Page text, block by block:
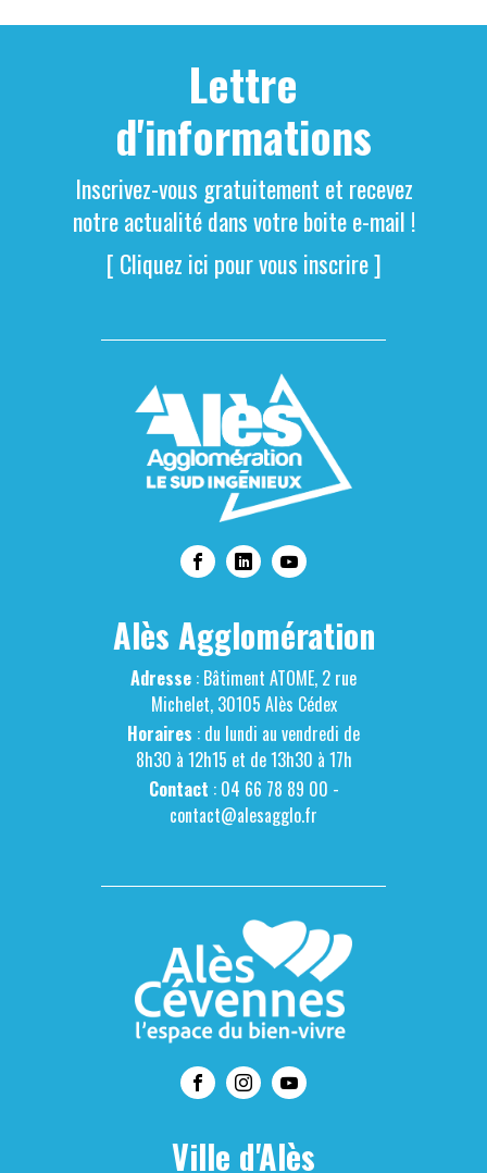
Lettre
d'informations
Inscrivez-vous gratuitement et recevez
notre actualité dans votre boite e-mail !
[ Cliquez ici pour vous inscrire ]
Alès Agglomération
Adresse : Bâtiment ATOME, 2 rue
Michelet, 30105 Alès Cédex
Horaires : du lundi au vendredi de
8h30 à 12h15 et de 13h30 à 17h
Contact : 04 66 78 89 00 -
contact@alesagglo.fr
Ville d'Alès